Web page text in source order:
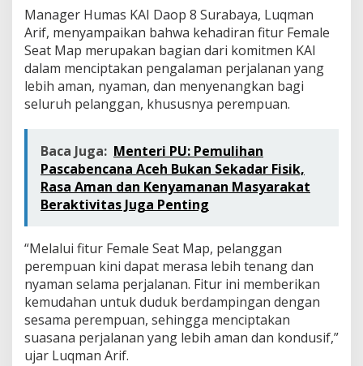
M
a
p
D
i
A
p
l
a
s
A
c
e
s
B
y
K
A
Manager Humas KAI Daop 8 Surabaya, Luqman
Arif, menyampaikan bahwa kehadiran fitur Female
Seat Map merupakan bagian dari komitmen KAI
dalam menciptakan pengalaman perjalanan yang
lebih aman, nyaman, dan menyenangkan bagi
seluruh pelanggan, khususnya perempuan.
Baca Juga: Menteri PU: Pemulihan
Pascabencana Aceh Bukan Sekadar Fisik,
Rasa Aman dan Kenyamanan Masyarakat
Beraktivitas Juga Penting
“Melalui fitur Female Seat Map, pelanggan
perempuan kini dapat merasa lebih tenang dan
nyaman selama perjalanan. Fitur ini memberikan
kemudahan untuk duduk berdampingan dengan
sesama perempuan, sehingga menciptakan
suasana perjalanan yang lebih aman dan kondusif,”
ujar Luqman Arif.